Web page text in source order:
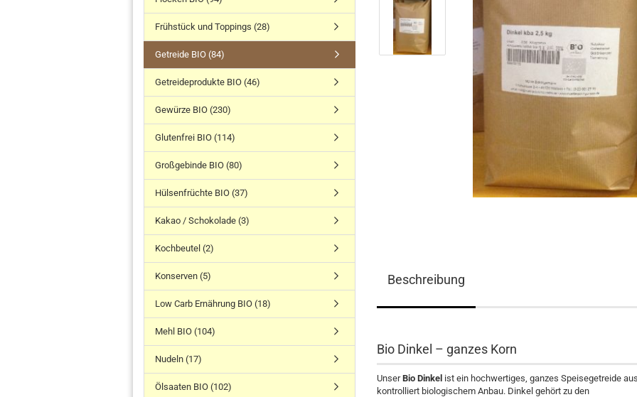
Beschreibung
Bio Dinkel – ganzes Korn
UnserBio Dinkel ist ein hochwertiges, ganzes Speisegetreide aus
kontrolliert biologischem Anbau. Dinkel gehört zu den
Frühstück und Toppings (28)
Getreide BIO (84)
Getreideprodukte BIO (46)
Gewürze BIO (230)
Glutenfrei BIO (114)
Großgebinde BIO (80)
Hülsenfrüchte BIO (37)
Kakao / Schokolade (3)
Kochbeutel (2)
Konserven (5)
Low Carb Ernährung BIO (18)
Mehl BIO (104)
Nudeln (17)
Ölsaaten BIO (102)